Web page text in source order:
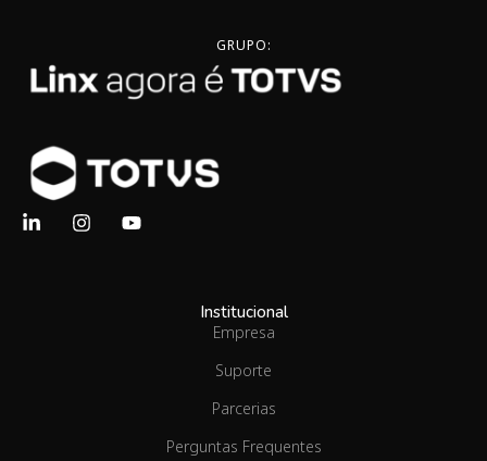
GRUPO:
Institucional
Empresa
Suporte
Parcerias
Perguntas Frequentes